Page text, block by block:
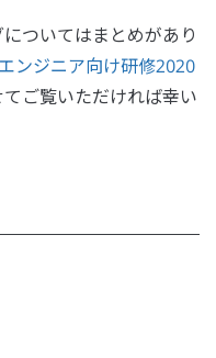
ついてはまとめがあり
ンジニア向け研修2020
ご覧いただければ幸い